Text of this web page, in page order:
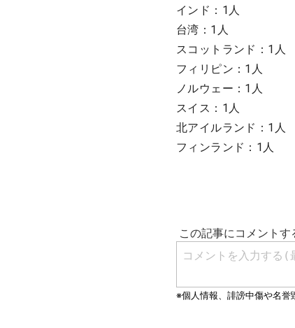
インド：1人
台湾：1人
スコットランド：1人
フィリピン：1人
ノルウェー：1人
スイス：1人
北アイルランド：1人
フィンランド：1人